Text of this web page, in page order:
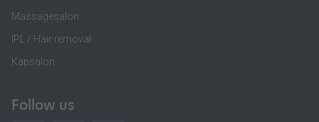
Massagesalon
IPL / Hair removal
Kapsalon
Follow us